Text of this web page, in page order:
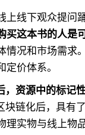
线下观众提问
买这本书的人是
情况和市场需求
价体系。
资源中的标记
块链化后，具有
实物与线上物